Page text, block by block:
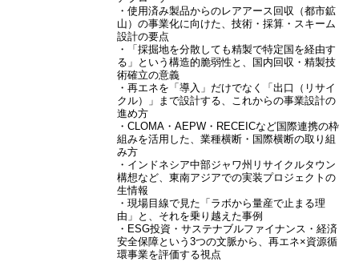
・使用済み製品からのレアアース回収（都市鉱
山）の事業化に向けた、技術・採算・スキーム
設計の要点
・「採掘地を分散しても精製で特定国を経由す
る」という構造的脆弱性と、国内回収・精製技
術確立の意義
・再エネを「導入」だけでなく「出口（リサイ
クル）」まで設計する、これからの事業設計の
進め方
・CLOMA・AEPW・RECEICなど国際連携の枠
組みを活用した、業種横断・国際横断の取り組
み方
・インドネシア中部ジャワ州リサイクルタウン
構想など、東南アジアでの実装プロジェクトの
生情報
・現場目線で見た「ラボから量産で止まる理
由」と、それを乗り越えた事例
・ESG投資・サステナブルファイナンス・経済
安全保障という3つの文脈から、再エネ×資源循
環事業を評価する視点